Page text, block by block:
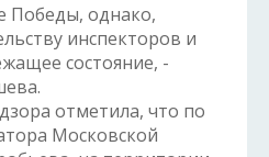
Победы, однако,
инспекторов и
состояние, -
отметила, что по
Московской